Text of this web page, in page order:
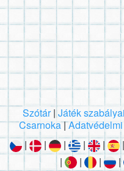
Szótár| Játék szabályai
Csarnoka|
|
| | | | |
|
| | |